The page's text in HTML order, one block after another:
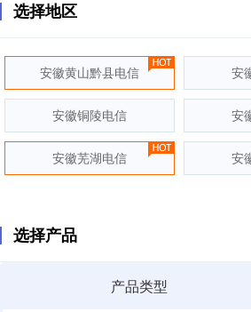
选择地区
安徽黄山黔县电信 安
安徽铜陵电信 安
安徽芜湖电信 安
选择产品
产品类型